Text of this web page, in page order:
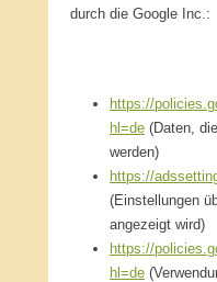
durch die Google Inc.:
https://
hl=de (Daten,
werden)
https://
(Einstellungen
angezeigt wird)
https://
hl=de